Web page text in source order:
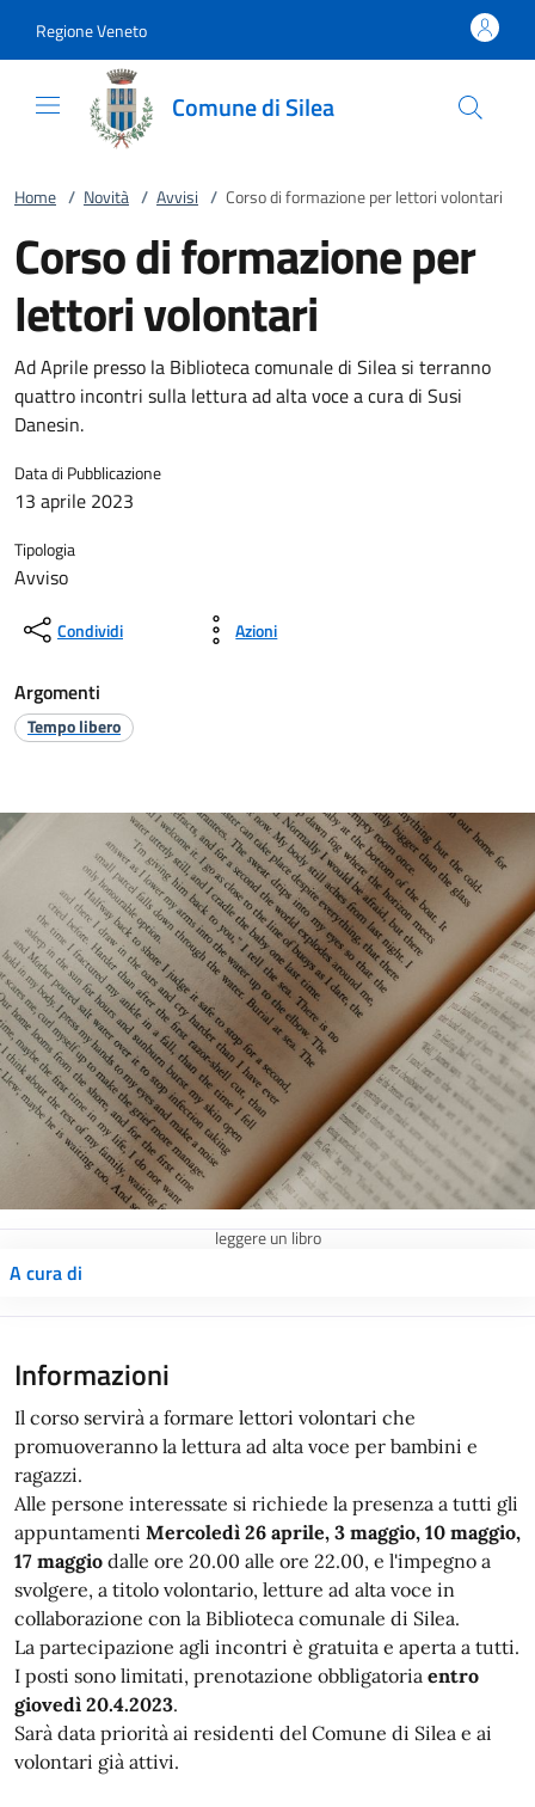
Regione Veneto
Comune di Silea
Home / Novità / Avvisi / Corso di formazione per lettori volontari
Corso di formazione per
lettori volontari
Ad Aprile presso la Biblioteca comunale di Silea si terranno
quattro incontri sulla lettura ad alta voce a cura di Susi
Danesin.
Data di Pubblicazione
13 aprile 2023
Tipologia
Avviso
Condividi Azioni
Argomenti
Tempo libero
leggere un libro
A cura di
Informazioni
Il corso servirà a formare lettori volontari che
promuoveranno la lettura ad alta voce per bambini e
ragazzi.
Alle persone interessate si richiede la presenza a tutti gli
appuntamenti Mercoledì 26 aprile, 3 maggio, 10 maggio,
17 maggio dalle ore 20.00 alle ore 22.00, e l'impegno a
svolgere, a titolo volontario, letture ad alta voce in
collaborazione con la Biblioteca comunale di Silea.
La partecipazione agli incontri è gratuita e aperta a tutti.
I posti sono limitati, prenotazione obbligatoria entro
giovedì 20.4.2023.
Sarà data priorità ai residenti del Comune di Silea e ai
volontari già attivi.